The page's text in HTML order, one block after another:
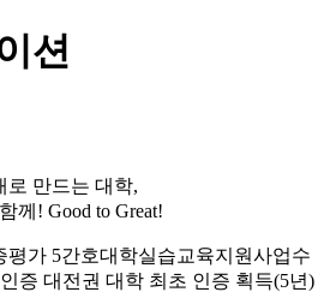
션
로 만드는 대학,
께! Good to Great!
평가 5간호대학실습교육지원사업수
증 대전권 대학 최초 인증 획득(5년)